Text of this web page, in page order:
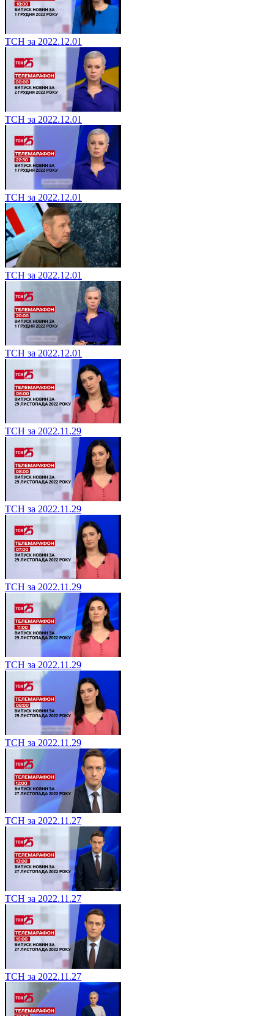
ТСН за 2022.12.01
ТСН за 2022.12.01
ТСН за 2022.12.01
ТСН за 2022.12.01
ТСН за 2022.12.01
ТСН за 2022.11.29
ТСН за 2022.11.29
ТСН за 2022.11.29
ТСН за 2022.11.29
ТСН за 2022.11.29
ТСН за 2022.11.27
ТСН за 2022.11.27
ТСН за 2022.11.27